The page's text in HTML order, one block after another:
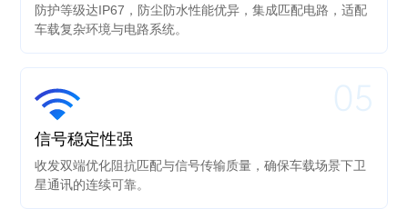
防护等级达IP67，防尘防水性能优异，集成匹配电路，适配
车载复杂环境与电路系统。
信号稳定性强
收发双端优化阻抗匹配与信号传输质量，确保车载场景下卫
星通讯的连续可靠。
05